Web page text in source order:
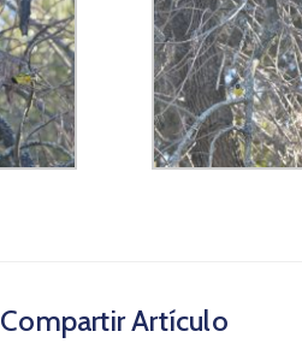
Compartir Artículo